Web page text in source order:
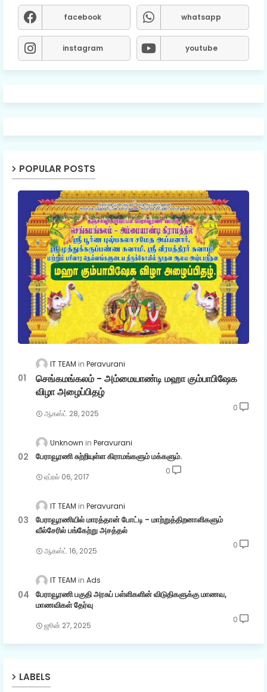
facebook whatsapp
instagram youtube
POPULAR POSTS
IT TEAM Peravurani
செங்கமங்கலம் - அம்மையாண்டி மஹா கும்பாபிஷேக
விழா அழைப்பிதழ்
ஆகஸ்ட் 28, 2025
0
Unknown Peravurani
பேராவூரணி சுற்றியுள்ள கிராமங்களும் மக்களும்.
ஏப்ரல் 06, 2017
0
IT TEAM Peravurani
பேராவூரணியில் மாரத்தான் போட்டி - மாற்றுத்திறனாளிகளும்
வீல்சேரில் பங்கேற்று அசத்தல்
ஆகஸ்ட் 16, 2025
0
IT TEAM Ads
பேராவூரணி பகுதி அரசுப் பள்ளிகளின் விடுதிகளுக்கு மாணவ,
மாணவிகள் தேர்வு
ஜூன் 27, 2025
0
LABELS